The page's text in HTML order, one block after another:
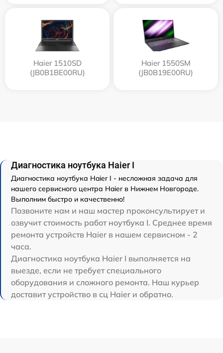
Haier 1510SD
(JB0B1BE00RU)
Haier 1550SM
(JB0B19E00RU)
Диагностика ноутбука Haier I
Диагностика ноутбука Haier I - несложная задача для
нашего сервисного центра Haier в Нижнем Новгороде.
Выполним быстро и качественно!
Позвоните нам и наш мастер проконсультирует и
озвучит стоимость работ ноутбука I. Среднее время
ремонта устройств Haier в нашем сервисном - 2
часа.
Диагностика ноутбука Haier I выполняется на
выезде, если не требует специального
оборудования и сложного ремонта. Наш курьер
доставит устройство в сц Haier и обратно.